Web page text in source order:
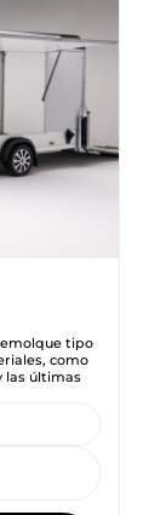
tipo
como
las últimas